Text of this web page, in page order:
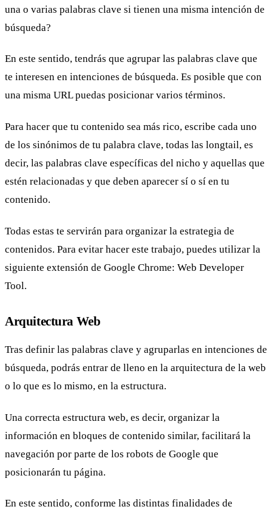
una o varias palabras clave si tienen una misma intención de
búsqueda?
En este sentido, tendrás que agrupar las palabras clave que
te interesen en intenciones de búsqueda. Es posible que con
una misma URL puedas posicionar varios términos.
Para hacer que tu contenido sea más rico, escribe cada uno
de los sinónimos de tu palabra clave, todas las longtail, es
decir, las palabras clave específicas del nicho y aquellas que
estén relacionadas y que deben aparecer sí o sí en tu
contenido.
Todas estas te servirán para organizar la estrategia de
contenidos. Para evitar hacer este trabajo, puedes utilizar la
siguiente extensión de Google Chrome: Web Developer
Tool.
Arquitectura Web
Tras definir las palabras clave y agruparlas en intenciones de
búsqueda, podrás entrar de lleno en la arquitectura de la web
o lo que es lo mismo, en la estructura.
Una correcta estructura web, es decir, organizar la
información en bloques de contenido similar, facilitará la
navegación por parte de los robots de Google que
posicionarán tu página.
En este sentido, conforme las distintas finalidades de